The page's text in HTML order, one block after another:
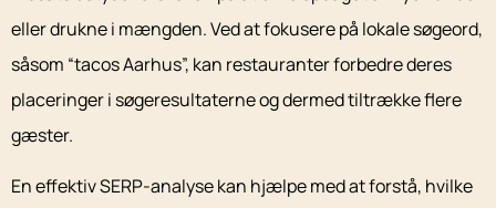
eller drukne i mængden. Ved at fokusere på lokale søgeord,
såsom “tacos Aarhus”, kan restauranter forbedre deres
placeringer i søgeresultaterne og dermed tiltrække flere
gæster.
En effektiv SERP-analyse kan hjælpe med at forstå, hvilke